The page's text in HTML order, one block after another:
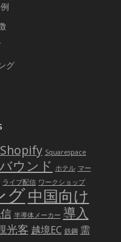
グ
Shopify Squarespace
ウンド ホテル マー
ライブ配信 ワークショップ
グ中国向け
半導体メーカー 導入
光客 越境EC 鉄鋼 需